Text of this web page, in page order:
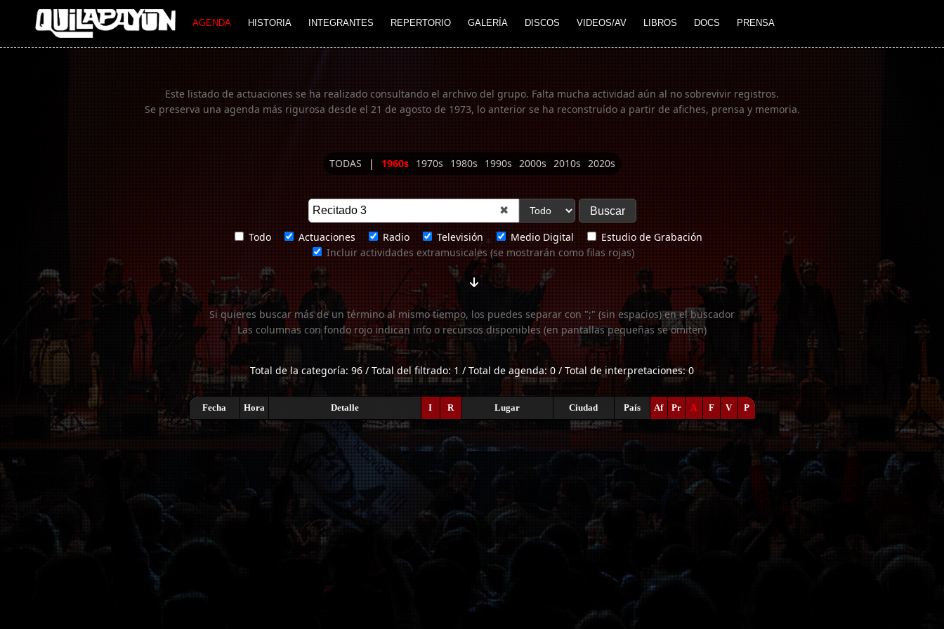
AGENDA HISTORIA INTEGRANTES REPERTORIO GALERÍA DISCOS VIDEOS/AV LIBROS DOCS PRENSA
Imagen 01
Este listado de actuaciones se ha realizado consultando el archivo del grupo. Falta mucha actividad aún al no sobrevivir registros.
Se preserva una agenda más rigurosa desde el 21 de agosto de 1973, lo anterior se ha reconstruído a partir de afiches, prensa y memoria.
TODAS | 1960s 1970s 1980s 1990s 2000s 2010s 2020s
✖
Todo Actuaciones Radio Televisión Medio Digital
Estudio de Grabación
Incluir actividades extramusicales (se mostrarán como filas rojas)
Si quieres buscar más de un término al mismo tiempo, los puedes separar con ";" (sin espacios) en el buscador
Las columnas con fondo rojo indican info o recursos disponibles (en pantallas pequeñas se omiten)
Total de la categoría: 96 / Total del filtrado: 1 / Total de agenda: 0 / Total de interpretaciones: 0
Fecha Hora Detalle I R Lugar Ciudad País Af Pr A F V P